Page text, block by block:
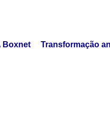
Boxnet Transformação